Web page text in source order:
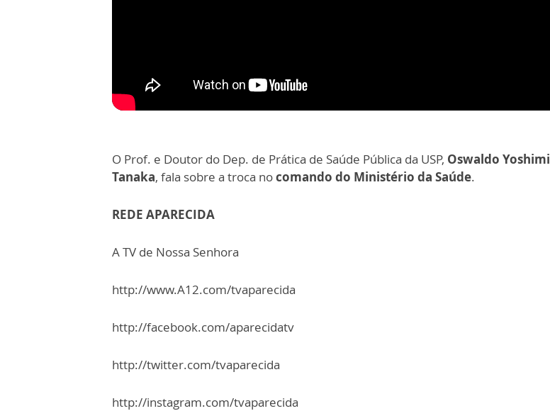
O Prof. e Doutor do Dep. de Prática de Saúde Pública da USP, Oswaldo Yoshimi
Tanaka, fala sobre a troca nocomando do Ministério da Saúde.
REDE APARECIDA
A TV de Nossa Senhora
http://www.A12.com/tvaparecida
http://facebook.com/aparecidatv
http://twitter.com/tvaparecida
http://instagram.com/tvaparecida